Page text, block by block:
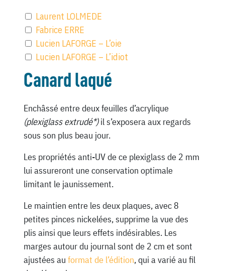
Laurent LOLMEDE
Fabrice ERRE
Lucien LAFORGE – L’oie
Lucien LAFORGE – L’idiot
Canard laqué
Enchâssé entre deux feuilles d’acrylique
(plexiglass extrudé*)il s’exposera aux regards
sous son plus beau jour.
Les propriétés anti-UV de ce plexiglass de 2 mm
lui assureront une conservation optimale
limitant le jaunissement.
Le maintien entre les deux plaques, avec 8
petites pinces nickelées, supprime la vue des
plis ainsi que leurs effets indésirables. Les
marges autour du journal sont de 2 cm et sont
ajustées au format de l’édition, qui a varié au fil